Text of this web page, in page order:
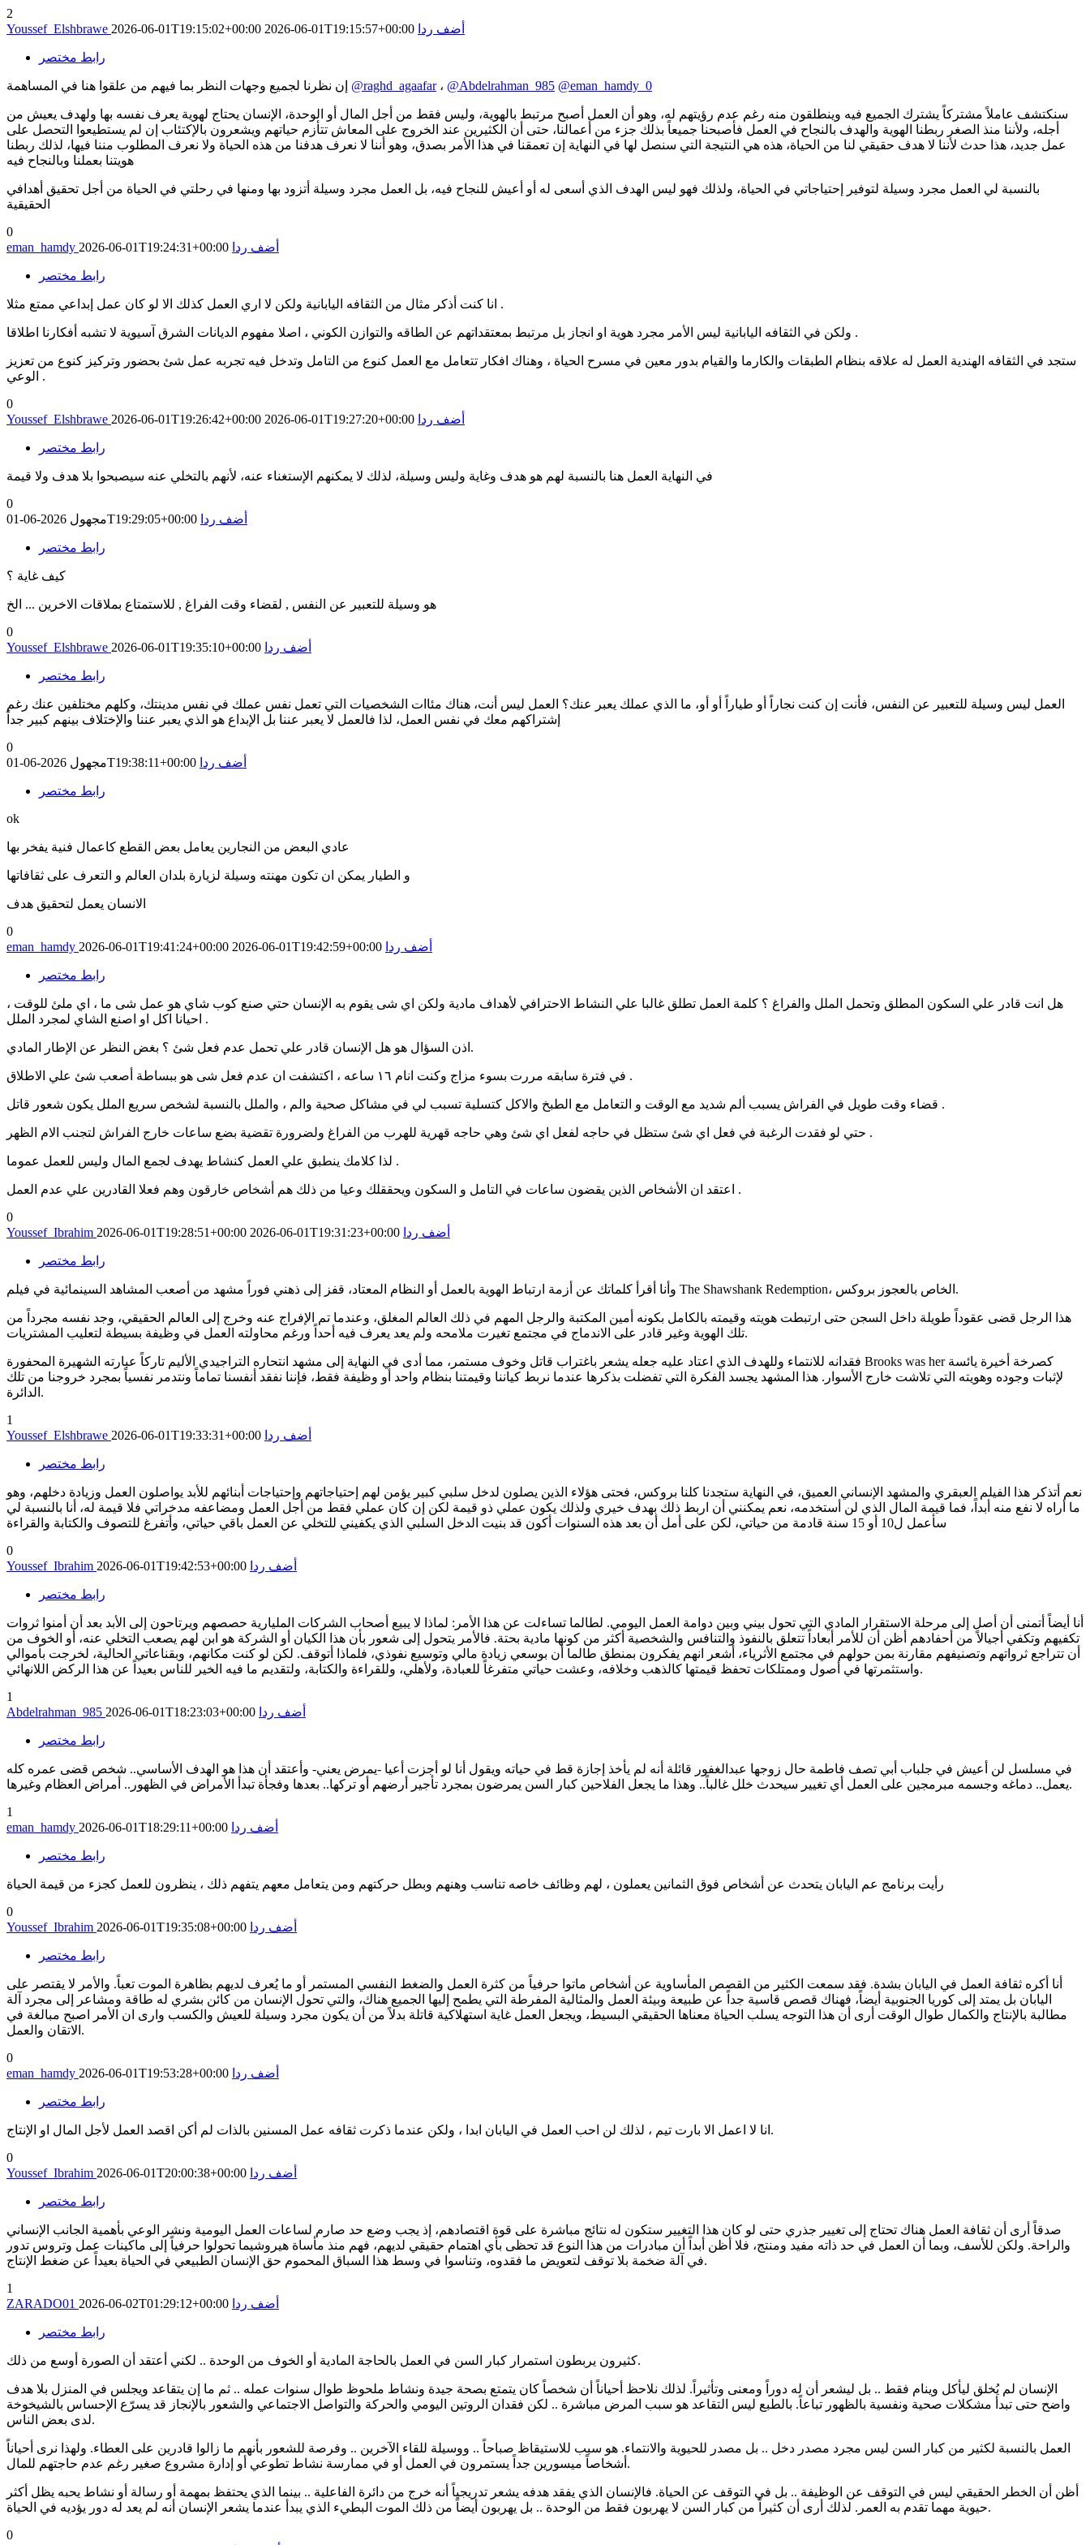
2
Youssef_Elshbrawe 2026-06-01T19:15:02+00:00 2026-06-01T19:15:57+00:00 أضف ردا
رابط مختصر
@raghd_agaafar، @Abdelrahman_985 @eman_hamdy_0
سنكتشف عاملاً مشتركاً يشترك الجميع فيه وينطلقون منه رغم عدم رؤيتهم له، وهو أن العمل أصبح مرتبط بالهوية، وليس فقط من أجل المال أو الوحدة، الإنسان يحتاج لهوية يعرف نفسه بها ولهدف يعيش من
أجله، ولأننا منذ الصغر ربطنا الهوية والهدف بالنجاح في العمل فأصبحنا جميعاً بذلك جزء من أعمالنا، حتى أن الكثيرين عند الخروج على المعاش تتأزم حياتهم ويشعرون بالإكتئاب إن لم يستطيعوا التحصل على
عمل جديد، هذا حدث لأننا لا هدف حقيقي لنا من الحياة، هذه هي النتيجة التي سنصل لها في النهاية إن تعمقنا في هذا الأمر بصدق، وهو أننا لا نعرف هدفنا من هذه الحياة ولا نعرف المطلوب مننا فيها، لذلك ربطنا
هويتنا بعملنا وبالنجاح فيه
بالنسبة لي العمل مجرد وسيلة لتوفير إحتياجاتي في الحياة، ولذلك فهو ليس الهدف الذي أسعى له أو أعيش للنجاح فيه، بل العمل مجرد وسيلة أتزود بها ومنها في رحلتي في الحياة من أجل تحقيق أهدافي
الحقيقية
0
eman_hamdy 2026-06-01T19:24:31+00:00 أضف ردا
رابط مختصر
انا كنت أذكر مثال من الثقافه اليابانية ولكن لا اري العمل كذلك الا لو كان عمل إبداعي ممتع مثلا .
ولكن في الثقافه اليابانية ليس الأمر مجرد هوية او انجاز بل مرتبط بمعتقداتهم عن الطاقه والتوازن الكوني ، اصلا مفهوم الديانات الشرق آسيوية لا تشبه أفكارنا اطلاقا .
ستجد في الثقافه الهندية العمل له علاقه بنظام الطبقات والكارما والقيام بدور معين في مسرح الحياة ، وهناك افكار تتعامل مع العمل كنوع من التامل وتدخل فيه تجربه عمل شئ بحضور وتركيز كنوع من تعزيز
الوعي .
0
Youssef_Elshbrawe 2026-06-01T19:26:42+00:00 2026-06-01T19:27:20+00:00 أضف ردا
رابط مختصر
في النهاية العمل هنا بالنسبة لهم هو هدف وغاية وليس وسيلة، لذلك لا يمكنهم الإستغناء عنه، لأنهم بالتخلي عنه سيصبحوا بلا هدف ولا قيمة
0
مجهول2026-06-01T19:29:05+00:00 أضف ردا
رابط مختصر
كيف غاية ؟
هو وسيلة للتعبير عن النفس , لقضاء وقت الفراغ , للاستمتاع بملاقات الاخرين ... الخ
0
Youssef_Elshbrawe 2026-06-01T19:35:10+00:00 أضف ردا
رابط مختصر
العمل ليس وسيلة للتعبير عن النفس، فأنت إن كنت نجاراً أو طياراً أو أو، ما الذي عملك يعبر عنك؟ العمل ليس أنت، هناك مئاات الشخصيات التي تعمل نفس عملك في نفس مدينتك، وكلهم مختلفين عنك رغم
إشتراكهم معك في نفس العمل، لذا فالعمل لا يعبر عننا بل الإبداع هو الذي يعبر عننا والإختلاف بينهم كبير جداً
0
مجهول2026-06-01T19:38:11+00:00 أضف ردا
رابط مختصر
ok
عادي البعض من النجارين يعامل بعض القطع كاعمال فنية يفخر بها
و الطيار يمكن ان تكون مهنته وسيلة لزيارة بلدان العالم و التعرف على ثقافاتها
الانسان يعمل لتحقيق هدف
0
eman_hamdy 2026-06-01T19:41:24+00:00 2026-06-01T19:42:59+00:00 أضف ردا
رابط مختصر
هل انت قادر علي السكون المطلق وتحمل الملل والفراغ ؟ كلمة العمل تطلق غالبا علي النشاط الاحترافي لأهداف مادية ولكن اي شى يقوم به الإنسان حتي صنع كوب شاي هو عمل شى ما ، اي ملئ للوقت ،
احيانا اكل او اصنع الشاي لمجرد الملل .
اذن السؤال هو هل الإنسان قادر علي تحمل عدم فعل شئ ؟ بغض النظر عن الإطار المادي.
في فترة سابقه مررت بسوء مزاج وكنت انام ١٦ ساعه ، اكتشفت ان عدم فعل شى هو ببساطة أصعب شئ علي الاطلاق .
قضاء وقت طويل في الفراش يسبب ألم شديد مع الوقت و التعامل مع الطبخ والاكل كتسلية تسبب لي في مشاكل صحية والم ، والملل بالنسبة لشخص سريع الملل يكون شعور قاتل .
حتي لو فقدت الرغبة في فعل اي شئ ستظل في حاجه لفعل اي شئ وهي حاجه قهرية للهرب من الفراغ ولضرورة تقضية بضع ساعات خارج الفراش لتجنب الام الظهر .
لذا كلامك ينطبق علي العمل كنشاط يهدف لجمع المال وليس للعمل عموما .
اعتقد ان الأشخاص الذين يقضون ساعات في التامل و السكون ويحققلك وعيا من ذلك هم أشخاص خارقون وهم فعلا القادرين علي عدم العمل .
0
Youssef_Ibrahim 2026-06-01T19:28:51+00:00 2026-06-01T19:31:23+00:00 أضف ردا
رابط مختصر
وأنا أقرأ كلماتك عن أزمة ارتباط الهوية بالعمل أو النظام المعتاد، قفز إلى ذهني فوراً مشهد من أصعب المشاهد السينمائية في فيلم The Shawshank Redemption، الخاص بالعجوز بروكس.
هذا الرجل قضى عقوداً طويلة داخل السجن حتى ارتبطت هويته وقيمته بالكامل بكونه أمين المكتبة والرجل المهم في ذلك العالم المغلق، وعندما تم الإفراج عنه وخرج إلى العالم الحقيقي، وجد نفسه مجرداً من
تلك الهوية وغير قادر على الاندماج في مجتمع تغيرت ملامحه ولم يعد يعرف فيه أحداً ورغم محاولته العمل في وظيفة بسيطة لتعليب المشتريات.
فقدانه للانتماء وللهدف الذي اعتاد عليه جعله يشعر باغتراب قاتل وخوف مستمر، مما أدى في النهاية إلى مشهد انتحاره التراجيدي الأليم تاركاً عبارته الشهيرة المحفورة Brooks was her كصرخة أخيرة يائسة
لإثبات وجوده وهويته التي تلاشت خارج الأسوار. هذا المشهد يجسد الفكرة التي تفضلت بذكرها عندما نربط كياننا وقيمتنا بنظام واحد أو وظيفة فقط، فإننا نفقد أنفسنا تماماً ونتدمر نفسياً بمجرد خروجنا من تلك
الدائرة.
1
Youssef_Elshbrawe 2026-06-01T19:33:31+00:00 أضف ردا
رابط مختصر
نعم أتذكر هذا الفيلم العبقري والمشهد الإنساني العميق، في النهاية ستجدنا كلنا بروكس، فحتى هؤلاء الذين يصلون لدخل سلبي كبير يؤمن لهم إحتياجاتهم وإحتياجات أبنائهم للأبد يواصلون العمل وزيادة دخلهم، وهو
ما أراه لا نفع منه أبداً، فما قيمة المال الذي لن أستخدمه، نعم يمكنني أن اربط ذلك بهدف خيري ولذلك يكون عملي ذو قيمة لكن إن كان عملي فقط من أجل العمل ومضاعفه مدخراتي فلا قيمة له، أنا بالنسبة لي
سأعمل ل10 أو 15 سنة قادمة من حياتي، لكن على أمل أن بعد هذه السنوات أكون قد بنيت الدخل السلبي الذي يكفيني للتخلي عن العمل باقي حياتي، وأتفرغ للتصوف والكتابة والقراءة
0
Youssef_Ibrahim 2026-06-01T19:42:53+00:00 أضف ردا
رابط مختصر
أنا أيضاً أتمنى أن أصل إلى مرحلة الاستقرار المادي التي تحول بيني وبين دوامة العمل اليومي. لطالما تساءلت عن هذا الأمر: لماذا لا يبيع أصحاب الشركات المليارية حصصهم ويرتاحون إلى الأبد بعد أن أمنوا ثروات
تكفيهم وتكفي أجيالاً من أحفادهم أظن أن للأمر أبعاداً تتعلق بالنفوذ والتنافس والشخصية أكثر من كونها مادية بحتة. فالأمر يتحول إلى شعور بأن هذا الكيان أو الشركة هو ابن لهم يصعب التخلي عنه، أو الخوف من
أن تتراجع ثرواتهم وتصنيفهم مقارنة بمن حولهم في مجتمع الأثرياء، أشعر انهم يفكرون بمنطق طالما أن بوسعي زيادة مالي وتوسيع نفوذي، فلماذا أتوقف. لكن لو كنت مكانهم، وبقناعاتي الحالية، لخرجت بأموالي
واستثمرتها في أصول وممتلكات تحفظ قيمتها كالذهب وخلافه، وعشت حياتي متفرغاً للعبادة، ولأهلي، وللقراءة والكتابة، ولتقديم ما فيه الخير للناس بعيداً عن هذا الركض اللانهائي.
1
Abdelrahman_985 2026-06-01T18:23:03+00:00 أضف ردا
رابط مختصر
في مسلسل لن أعيش في جلباب أبي تصف فاطمة حال زوجها عبدالغفور قائلة أنه لم يأخذ إجازة قط في حياته ويقول أنا لو أجزت أعيا -يمرض يعني- وأعتقد أن هذا هو الهدف الأساسي.. شخص قضى عمره كله
يعمل.. دماغه وجسمه مبرمجين على العمل أي تغيير سيحدث خلل غالباً.. وهذا ما يجعل الفلاحين كبار السن يمرضون بمجرد تأجير أرضهم أو تركها.. بعدها وفجأة تبدأ الأمراض في الظهور.. أمراض العظام وغيرها.
1
eman_hamdy 2026-06-01T18:29:11+00:00 أضف ردا
رابط مختصر
رأيت برنامج عم اليابان يتحدث عن أشخاص فوق الثمانين يعملون ، لهم وظائف خاصه تناسب وهنهم وبطل حركتهم ومن يتعامل معهم يتفهم ذلك ، ينظرون للعمل كجزء من قيمة الحياة
0
Youssef_Ibrahim 2026-06-01T19:35:08+00:00 أضف ردا
رابط مختصر
أنا أكره ثقافة العمل في اليابان بشدة. فقد سمعت الكثير من القصص المأساوية عن أشخاص ماتوا حرفياً من كثرة العمل والضغط النفسي المستمر أو ما يُعرف لديهم بظاهرة الموت تعباً. والأمر لا يقتصر على
اليابان بل يمتد إلى كوريا الجنوبية أيضاً، فهناك قصص قاسية جداً عن طبيعة وبيئة العمل والمثالية المفرطة التي يطمح إليها الجميع هناك، والتي تحول الإنسان من كائن بشري له طاقة ومشاعر إلى مجرد آلة
مطالبة بالإنتاج والكمال طوال الوقت أرى أن هذا التوجه يسلب الحياة معناها الحقيقي البسيط، ويجعل العمل غاية استهلاكية قاتلة بدلاً من أن يكون مجرد وسيلة للعيش والكسب وارى ان الأمر اصبح مبالغة في
الاتقان والعمل.
0
eman_hamdy 2026-06-01T19:53:28+00:00 أضف ردا
رابط مختصر
انا لا اعمل الا بارت تيم ، لذلك لن احب العمل في اليابان ابدا ، ولكن عندما ذكرت ثقافه عمل المسنين بالذات لم أكن اقصد العمل لأجل المال او الإنتاج.
0
Youssef_Ibrahim 2026-06-01T20:00:38+00:00 أضف ردا
رابط مختصر
صدقاً أرى أن ثقافة العمل هناك تحتاج إلى تغيير جذري حتى لو كان هذا التغيير ستكون له نتائج مباشرة على قوة اقتصادهم، إذ يجب وضع حد صارم لساعات العمل اليومية ونشر الوعي بأهمية الجانب الإنساني
والراحة. ولكن للأسف، وبما أن العمل في حد ذاته مفيد ومنتج، فلا أظن أبداً أن مبادرات من هذا النوع قد تحظى بأي اهتمام حقيقي لديهم، فهم منذ مأساة هيروشيما تحولوا حرفياً إلى ماكينات عمل وتروس تدور
في آلة ضخمة بلا توقف لتعويض ما فقدوه، وتناسوا في وسط هذا السباق المحموم حق الإنسان الطبيعي في الحياة بعيداً عن ضغط الإنتاج.
1
ZARADO01 2026-06-02T01:29:12+00:00 أضف ردا
رابط مختصر
كثيرون يربطون استمرار كبار السن في العمل بالحاجة المادية أو الخوف من الوحدة .. لكني أعتقد أن الصورة أوسع من ذلك.
الإنسان لم يُخلق ليأكل وينام فقط .. بل ليشعر أن له دوراً ومعنى وتأثيراً. لذلك نلاحظ أحياناً أن شخصاً كان يتمتع بصحة جيدة ونشاط ملحوظ طوال سنوات عمله .. ثم ما إن يتقاعد ويجلس في المنزل بلا هدف
واضح حتى تبدأ مشكلات صحية ونفسية بالظهور تباعاً. بالطبع ليس التقاعد هو سبب المرض مباشرة .. لكن فقدان الروتين اليومي والحركة والتواصل الاجتماعي والشعور بالإنجاز قد يسرّع الإحساس بالشيخوخة
لدى بعض الناس.
العمل بالنسبة لكثير من كبار السن ليس مجرد مصدر دخل .. بل مصدر للحيوية والانتماء. هو سبب للاستيقاظ صباحاً .. ووسيلة للقاء الآخرين .. وفرصة للشعور بأنهم ما زالوا قادرين على العطاء. ولهذا نرى أحياناً
أشخاصاً ميسورين جداً يستمرون في العمل أو في ممارسة نشاط تطوعي أو إدارة مشروع صغير رغم عدم حاجتهم للمال.
أظن أن الخطر الحقيقي ليس في التوقف عن الوظيفة .. بل في التوقف عن الحياة. فالإنسان الذي يفقد هدفه يشعر تدريجياً أنه خرج من دائرة الفاعلية .. بينما الذي يحتفظ بمهمة أو رسالة أو نشاط يحبه يظل أكثر
حيوية مهما تقدم به العمر. لذلك أرى أن كثيراً من كبار السن لا يهربون فقط من الوحدة .. بل يهربون أيضاً من ذلك الموت البطيء الذي يبدأ عندما يشعر الإنسان أنه لم يعد له دور يؤديه في الحياة.
0